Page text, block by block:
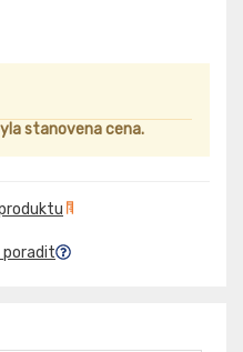
stanovena cena.
poradit